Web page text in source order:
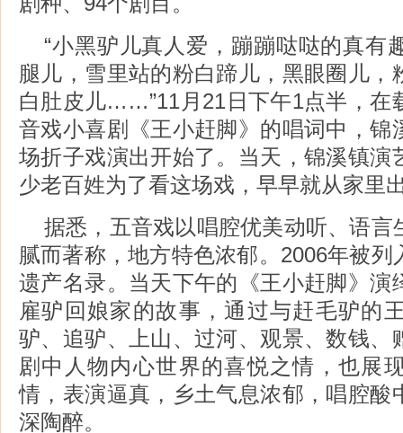
“小黑驴儿真人爱，蹦蹦哒哒的真有
腿儿，雪里站的粉白蹄儿，黑眼圈儿，
白肚皮儿……”11月21日下午1点半，在
音戏小喜剧《王小赶脚》的唱词中，锦
场折子戏演出开始了。当天，锦溪镇演
少老百姓为了看这场戏，早早就从家里
据悉，五音戏以唱腔优美动听、语言
腻而著称，地方特色浓郁。2006年被
遗产名录。当天下午的《王小赶脚》演
雇驴回娘家的故事，通过与赶毛驴的
驴、追驴、上山、过河、观景、数钱、
剧中人物内心世界的喜悦之情，也展
情，表演逼真，乡土气息浓郁，唱腔酸
深陶醉。